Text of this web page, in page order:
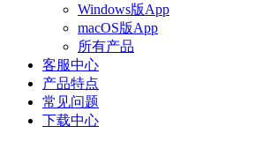
Windows版App
macOS版App
所有产品
客服中心
产品特点
常见问题
下载中心